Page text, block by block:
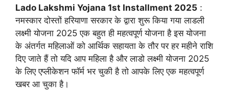
Lado Lakshmi Yojana 1st Installment 2025 :
नमस्कार दोस्तों हरियाणा सरकार के द्वारा शुरू किया गया लाडली
लक्ष्मी योजना 2025 एक बहुत ही महत्वपूर्ण योजना है इस योजना
के अंतर्गत महिलाओं को आर्थिक सहायता के तौर पर हर महीने राशि
दिए जाते हैं तो यदि आप महिला है और लाडो लक्ष्मी योजना 2025
के लिए एप्लीकेशन फॉर्म भर चुकी है तो आपके लिए एक महत्वपूर्ण
खबर आ चुका है।